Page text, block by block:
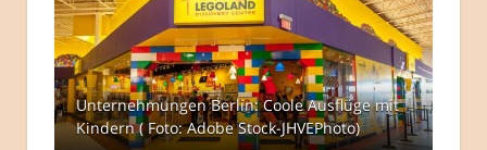
Unternehmungen Berlin: Coole Ausflüge mit
Kindern ( Foto: Adobe Stock-JHVEPhoto)